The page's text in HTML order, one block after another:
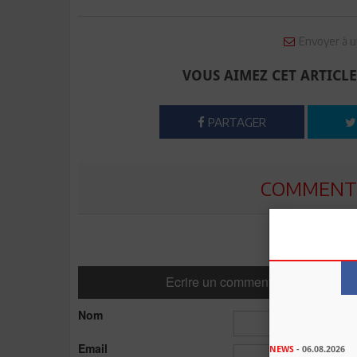
Envoyer à
VOUS AIMEZ CET
PARTAGER
Ecrire un commentaire
Nom
Email